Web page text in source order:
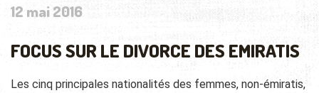
12 mai 2016
FOCUS SUR LE DIVORCE DES EMIRATIS
Les cinq principales nationalités des femmes, non-émiratis,